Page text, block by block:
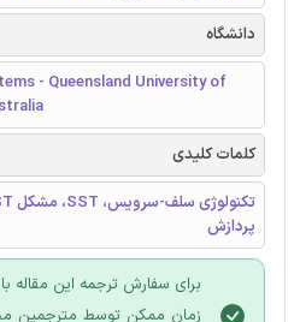
دانشگاه
- Queensland University of
کلمات کلیدی
پردازش
برای سفارش ترجمه این مقاله
زمان ممکن توسط مترجمین